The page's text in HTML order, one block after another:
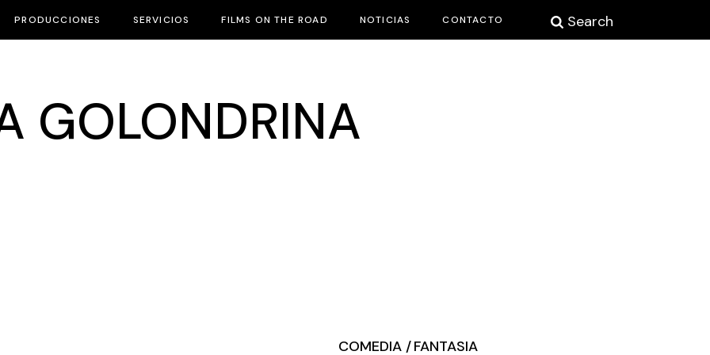
PRODUCCIONES SERVICIOS FILMS ON THE ROAD NOTICIAS CONTACTO Search
GOLONDRINA
COMEDIA FANTASIA